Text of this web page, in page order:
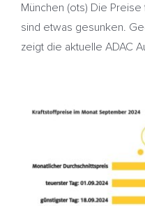
München (ots) Die
sind etwas gesunken.
zeigt die aktuelle ADAC